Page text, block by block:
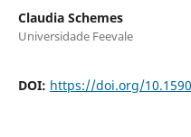
Claudia Schemes
Universidade Feevale
DOI: https://doi.org/